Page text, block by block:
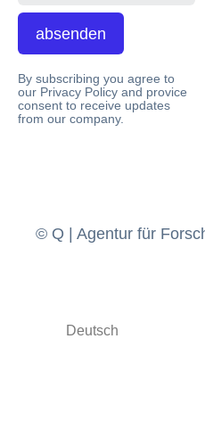
absenden
By subscribing you agree to
our Privacy Policy and provice
consent to receive updates
from our company.
© Q | Agentur für
Deutsch
English